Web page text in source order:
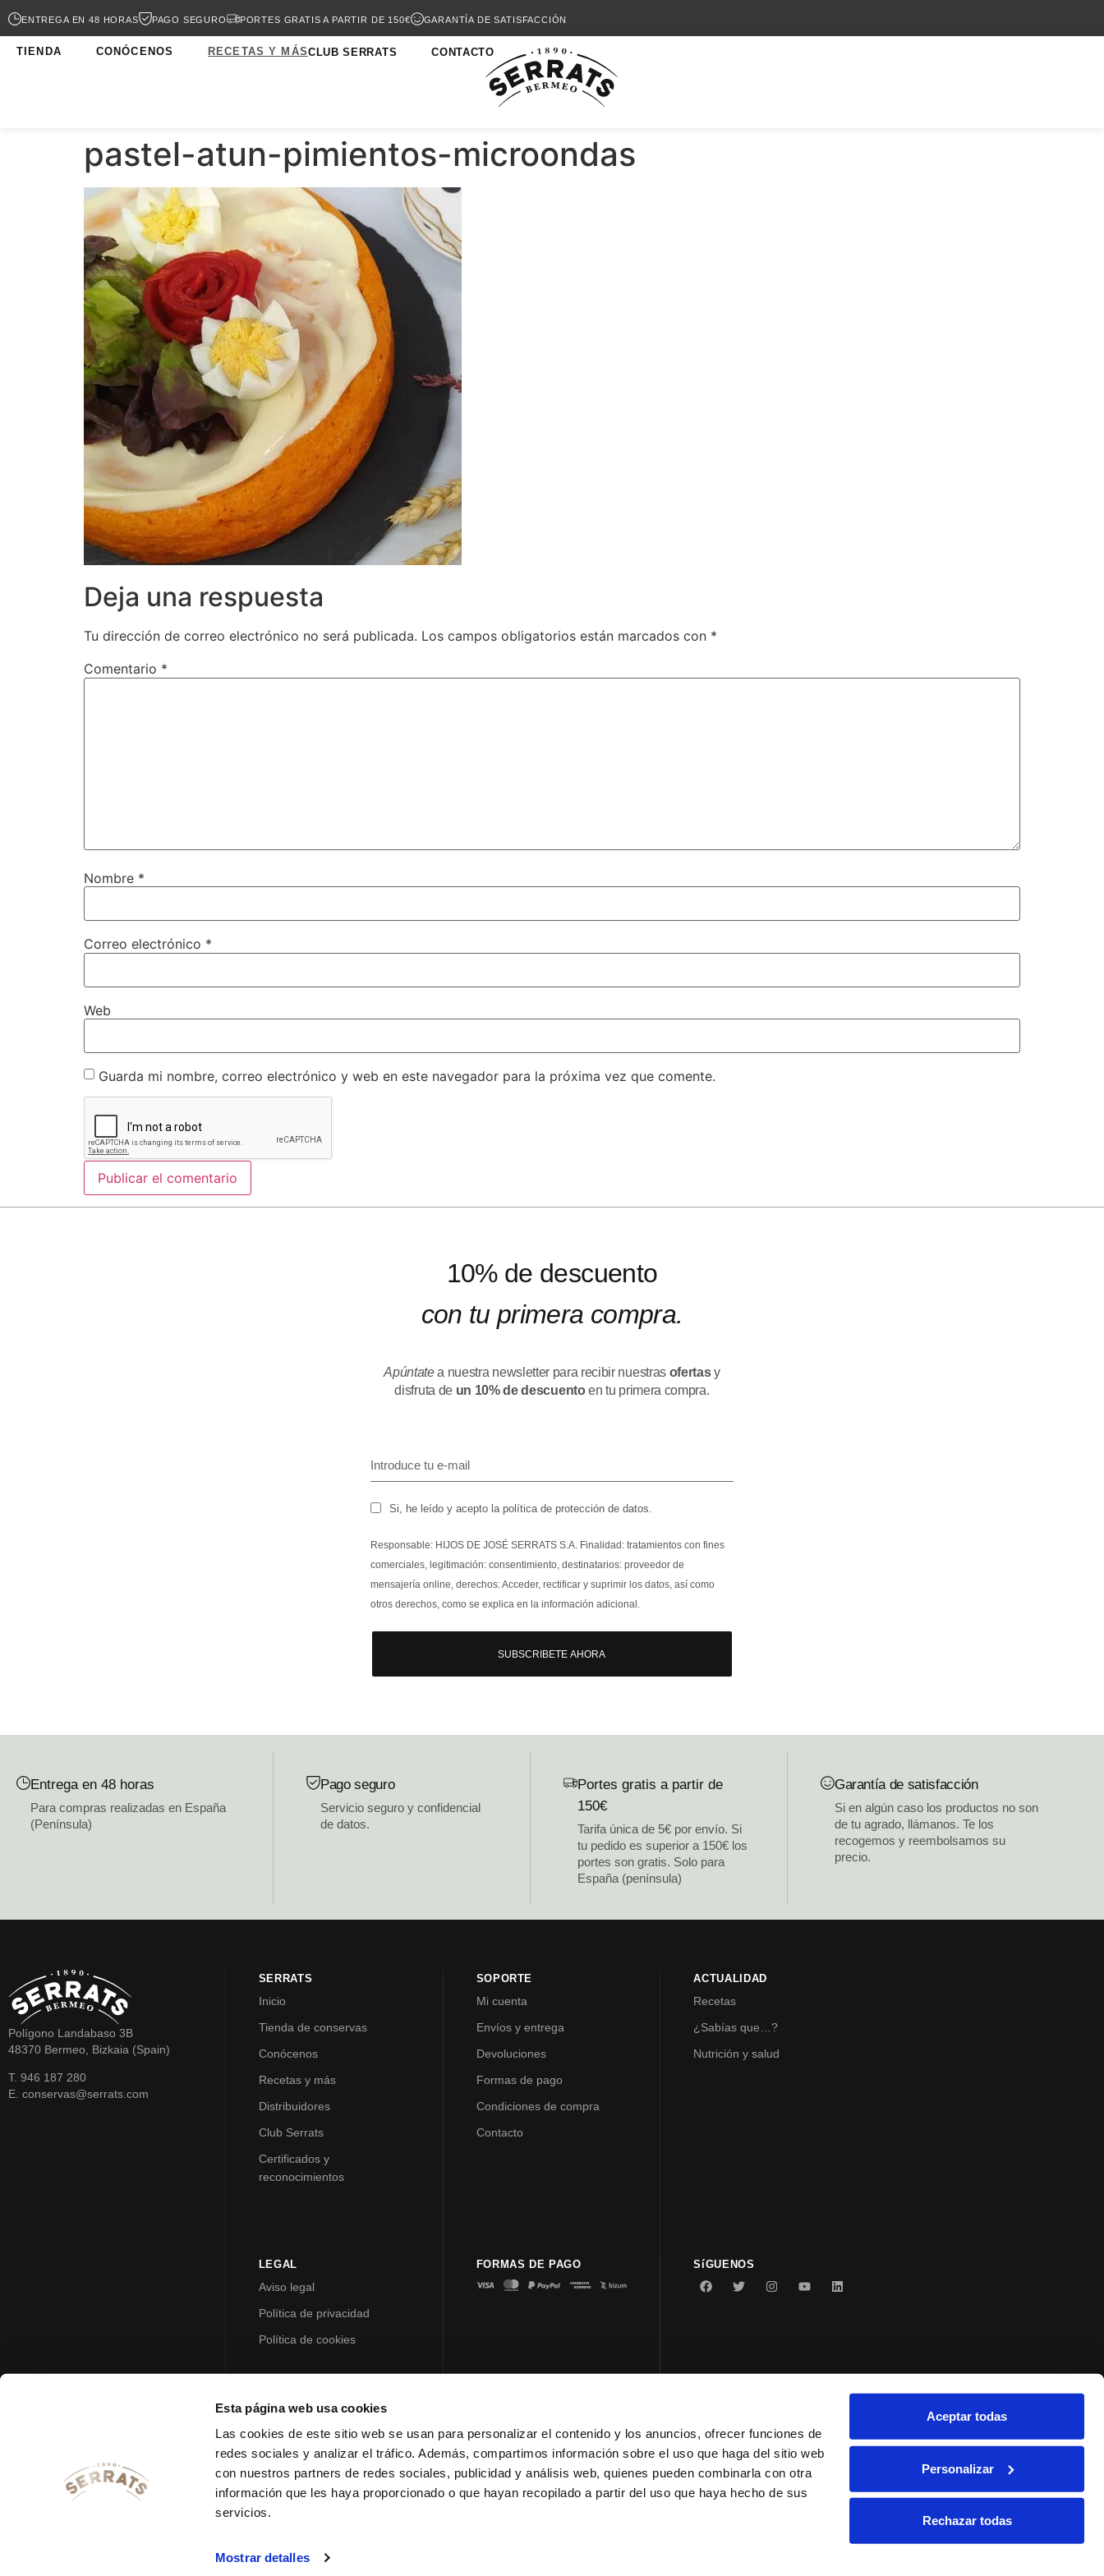
Esta página web usa cookies
Las cookies de este sitio web se usan para personalizar el contenido y los anuncios, ofrecer funciones de
redes sociales y analizar el tráfico. Además, compartimos información sobre el uso que haga del sitio web
con nuestros partners de redes sociales, publicidad y análisis web, quienes pueden combinarla con otra
información que les haya proporcionado o que hayan recopilado a partir del uso que haya hecho de sus
servicios.
Mostrar detalles
Aceptar todas
Personalizar
Rechazar todas
ENTREGA EN 48 HORAS PAGO SEGURO PORTES GRATIS A PARTIR DE 150€ GARANTÍA DE SATISFACCIÓN
TIENDA CONÓCENOS RECETAS Y MÁSCLUB SERRATS CONTACTO
pastel-atun-pimientos-microondas
Deja una respuesta
Tu dirección de correo electrónico no será publicada. Los campos obligatorios están marcados con *
Comentario *
Nombre *
Correo electrónico *
Web
Guarda mi nombre, correo electrónico y web en este navegador para la próxima vez que comente.
10% de descuento
con tu primera compra.
Apúntatea nuestra newsletter para recibir nuestras ofertasy
disfruta de un 10% de descuentoen tu primera compra.
Si, he leído y acepto la política de protección de datos.
Responsable: HIJOS DE JOSÉ SERRATS S.A. Finalidad: tratamientos con fines
comerciales, legitimación: consentimiento, destinatarios: proveedor de
mensajería online, derechos: Acceder, rectificar y suprimir los datos, así como
otros derechos, como se explica en la información adicional.
SUBSCRIBETE AHORA
Entrega en 48 horas
Para compras realizadas en España
(Península)
Pago seguro
Servicio seguro y confidencial
de datos.
Portes gratis a partir de
150€
Tarifa única de 5€ por envío. Si
tu pedido es superior a 150€ los
portes son gratis. Solo para
España (península)
Garantía de satisfacción
Si en algún caso los productos no son
de tu agrado, llámanos. Te los
recogemos y reembolsamos su
precio.
Polígono Landabaso 3B
48370 Bermeo, Bizkaia (Spain)
T. 946 187 280
E. conservas@serrats.com
SERRATS
Inicio
Tienda de conservas
Conócenos
Recetas y más
Distribuidores
Club Serrats
Certificados y
reconocimientos
SOPORTE
Mi cuenta
Envíos y entrega
Devoluciones
Formas de pago
Condiciones de compra
Contacto
ACTUALIDAD
Recetas
¿Sabías que…?
Nutrición y salud
LEGAL
Aviso legal
Política de privacidad
Política de cookies
FORMAS DE PAGO SíGUENOS
© 2023 Conservas Serrats